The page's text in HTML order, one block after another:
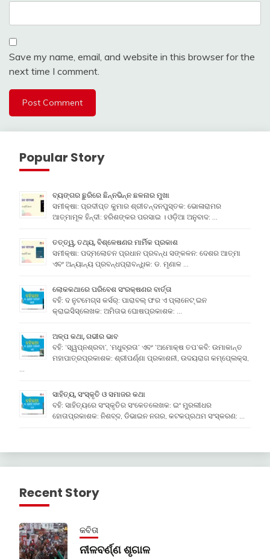
Save my name, email, and website in this browser for the
next time I comment.
Popular Story
ବ୍ୟଙ୍ଗର ଛୁରିରେ ଛିନ୍ନଭିନ୍ନ ଛଳନାର ମୁଖା
ସମୀକ୍ଷା: ପ୍ରଦୀପ୍ତ କୁମାର ଶ୍ରୀଚନ୍ଦନପୁସ୍ତକ: ଭୋଳାରାମର
ଆତ୍ମାମୂଳ ହିନ୍ଦୀ: ହରିଶଙ୍କର ପରସାଇ । ଓଡ଼ିଆ ଅନୁବାଦ: …
ତତ୍ତ୍ୱ, ତଥ୍ୟ, ବିଶ୍ଳେଷଣର ମାର୍ମିକ ପ୍ରକାଶ
ସମୀକ୍ଷା: ପଦ୍ମଲୋଚନ ପ୍ରଧାନ ପ୍ରବନ୍ଧ ସଙ୍କଳନ: ଦେଶର ଆତ୍ମା
ଏବଂ ଅନ୍ୟାନ୍ୟ ପ୍ରବନ୍ଧପ୍ରାବନ୍ଧିକ: ଡ. ମୃଣାଳ …
ଲୋକକଥାରେ ପରିବେଶ ସଂରକ୍ଷଣର ବାର୍ତ୍ତା
ବହି: ଦ ନୁଟମେଗ୍ସ କର୍ସର୍: ପାରାବଲ୍ ଫର ଏ ପ୍ଲାନେଟ୍ ଇନ
କ୍ରାଇସିସ୍ଲେଖକ: ଅମିତାଭ ଘୋଷପ୍ରକାଶକ: …
ଅଳ୍ପ କଥା, ଗଭୀର ଭାବ
ବହି: ‘ସ୍ୱପ୍ନଶ୍ରବା’, ‘ମଧୁବ୍ରତା’ ଏବଂ ‘ଅମୋକ୍ଷ ତପ’କବି: ଉମାକାନ୍ତ
ମହାପାତ୍ରପ୍ରକାଶକ: ଶ୍ରୀପର୍ଣ୍ଣା ପ୍ରକାଶନୀ, ଉଦୟରାଗ କମ୍ପେ୍ଲକ୍ସ,
…
ସାହିତ୍ୟ, ସଂସ୍କୃତି ଓ ସମାଜର କଥା
ବହି: ସାହିତ୍ୟରେ ସଂସ୍କୃତିର ସଂକେତଲେଖକ: ଇଂ ମୁରଲୀଧର
ହୋତାପ୍ରକାଶକ: ନିଶବ୍ଦ, ଡିଭାଇନ ନଗର, କଟକପ୍ରଥମ ସଂସ୍କରଣ: …
Recent Story
କବିତା
ନୀଳବର୍ଣ୍ଣ ଶୃଗାଳ